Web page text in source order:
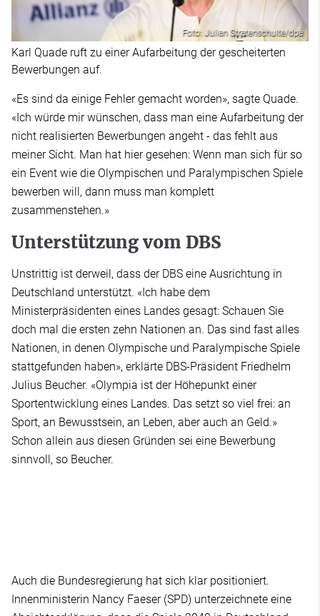
Foto: Julian Stratenschulte/dpa
Karl Quade ruft zu einer Aufarbeitung der gescheiterten
Bewerbungen auf.
«Es sind da einige Fehler gemacht worden», sagte Quade.
«Ich würde mir wünschen, dass man eine Aufarbeitung der
nicht realisierten Bewerbungen angeht - das fehlt aus
meiner Sicht. Man hat hier gesehen: Wenn man sich für so
ein Event wie die Olympischen und Paralympischen Spiele
bewerben will, dann muss man komplett
zusammenstehen.»
Unterstützung vom DBS
Unstrittig ist derweil, dass der DBS eine Ausrichtung in
Deutschland unterstützt. «Ich habe dem
Ministerpräsidenten eines Landes gesagt: Schauen Sie
doch mal die ersten zehn Nationen an. Das sind fast alles
Nationen, in denen Olympische und Paralympische Spiele
stattgefunden haben», erklärte DBS-Präsident Friedhelm
Julius Beucher. «Olympia ist der Höhepunkt einer
Sportentwicklung eines Landes. Das setzt so viel frei: an
Sport, an Bewusstsein, an Leben, aber auch an Geld.»
Schon allein aus diesen Gründen sei eine Bewerbung
sinnvoll, so Beucher.
Auch die Bundesregierung hat sich klar positioniert.
Innenministerin Nancy Faeser (SPD) unterzeichnete eine